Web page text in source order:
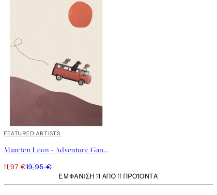
40%*
FEATURED ARTISTS
Maarten Leon - Adventure Gang Poster
11,97 €19,95 €
ΕΜΦΆΝΙΣΗ 11 ΑΠΌ 11 ΠΡΟΪΌΝΤΑ